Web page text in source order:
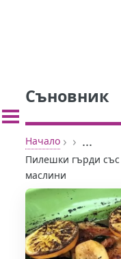
Съновник
Начало › › ...
Пилешки гърди
маслини